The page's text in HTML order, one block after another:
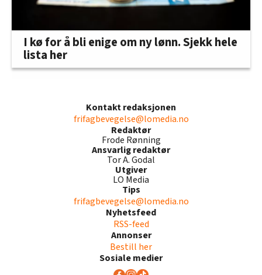
I kø for å bli enige om ny lønn. Sjekk hele
lista her
Kontakt redaksjonen
frifagbevegelse@lomedia.no
Redaktør
Frode Rønning
Ansvarlig redaktør
Tor A. Godal
Utgiver
LO Media
Tips
frifagbevegelse@lomedia.no
Nyhetsfeed
RSS-feed
Annonser
Bestill her
Sosiale medier